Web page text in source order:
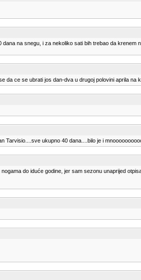
na snegu, i za nekoliko sati bih trebao da
ce se ubrati jos dan-dva u drugoj polovini aprila na
ukupno 40 dana....bilo je i
do iduće godine, jer sam sezonu unaprijed